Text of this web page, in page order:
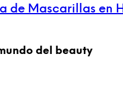
de Mascarillas en
del beauty